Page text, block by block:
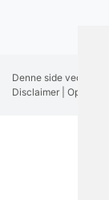
Denne side
Disclaimer
Opdater